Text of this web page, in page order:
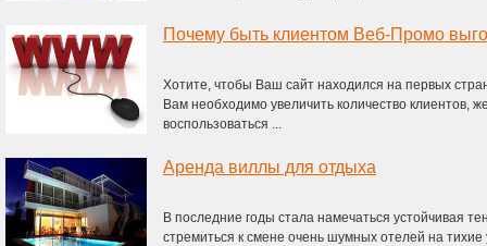
Почему быть клиентом Веб-Промо
Хотите, чтобы Ваш сайт находился на первых
Вам необходимо увеличить количество
воспользоваться ...
Аренда виллы для отдыха
В последние годы стала намечаться устойчивая
стремиться к смене очень шумных отелей на